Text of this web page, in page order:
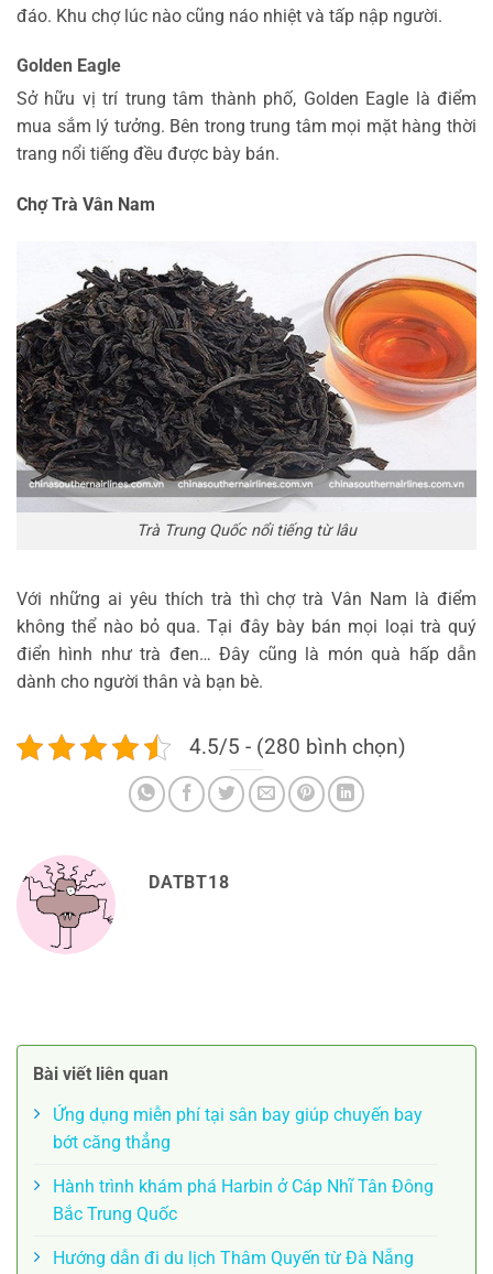
đáo. Khu chợ lúc nào cũng náo nhiệt và tấp nập người.
Golden Eagle
Sở hữu vị trí trung tâm thành phố, Golden Eagle là điểm
mua sắm lý tưởng. Bên trong trung tâm mọi mặt hàng thời
trang nổi tiếng đều được bày bán.
Chợ Trà Vân Nam
Trà Trung Quốc nổi tiếng từ lâu
Với những ai yêu thích trà thì chợ trà Vân Nam là điểm
không thể nào bỏ qua. Tại đây bày bán mọi loại trà quý
điển hình như trà đen… Đây cũng là món quà hấp dẫn
dành cho người thân và bạn bè.
4.5/5 - (280 bình chọn)
DATBT18
Bài viết liên quan
Ứng dụng miễn phí tại sân bay giúp chuyến bay
bớt căng thẳng
Hành trình khám phá Harbin ở Cáp Nhĩ Tân Đông
Bắc Trung Quốc
Hướng dẫn đi du lịch Thâm Quyến từ Đà Nẵng